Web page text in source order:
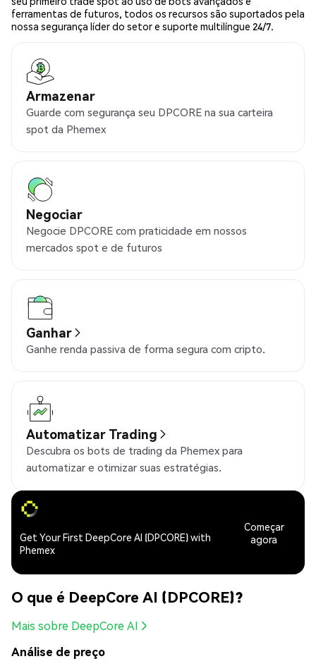
ferramentas de futuros, todos os recursos são suportados pela
nossa segurança líder do setor e suporte multilíngue 24/7.
Armazenar
Guarde com segurança seu DPCORE na sua carteira
spot da Phemex
Negociar
Negocie DPCORE com praticidade em nossos
mercados spot e de futuros
Ganhar
Ganhe renda passiva de forma segura com cripto.
Automatizar Trading
Descubra os bots de trading da Phemex para
automatizar e otimizar suas estratégias.
Get Your First DeepCore AI (DPCORE) with
Phemex
Começar
agora
O que é DeepCore AI (DPCORE)?
Mais sobre DeepCore AI
Análise de preço